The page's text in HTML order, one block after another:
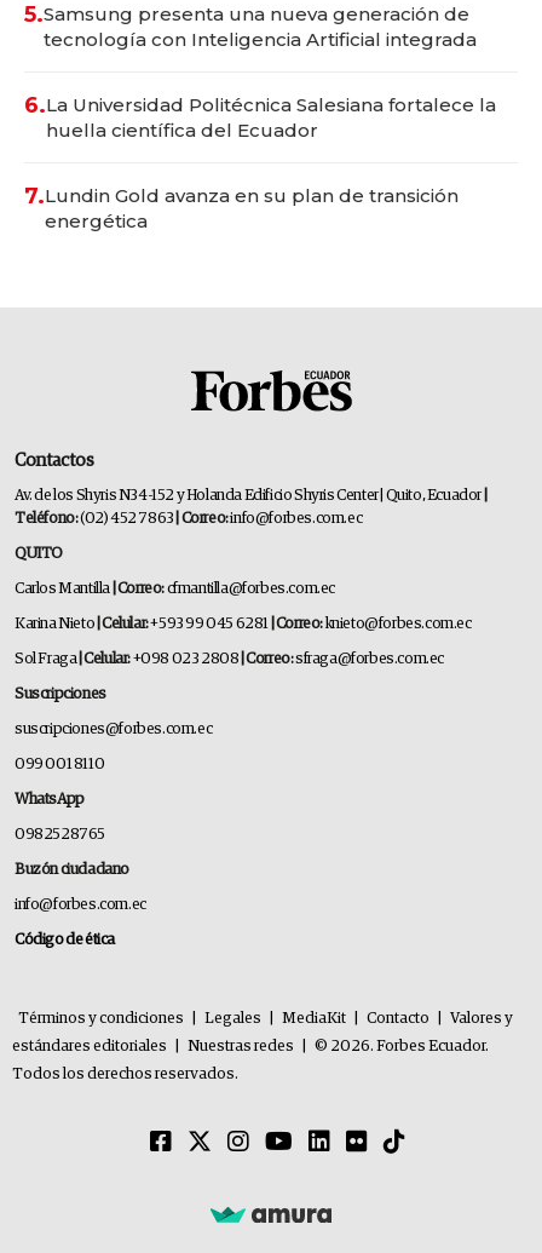
5.Samsung presenta una nueva generación de
tecnología con Inteligencia Artificial integrada
6.La Universidad Politécnica Salesiana fortalece la
huella científica del Ecuador
7.Lundin Gold avanza en su plan de transición
energética
Contactos
Av. de los Shyris N34-152 y Holanda Edificio Shyris Center | Quito, Ecuador
Teléfono:(02) 452 7863 | Correo:info@forbes.com.ec
QUITO
Carlos Mantilla | Correo:cfmantilla@forbes.com.ec
Karina Nieto | Celular:+593 99 045 6281 | Correo:knieto@forbes.com.ec
Sol Fraga| Celular:+098 023 2808 | Correo:sfraga@forbes.com.ec
Suscripciones
suscripciones@forbes.com.ec
099 001 8110
WhatsApp
0982528765
Buzón ciudadano
info@forbes.com.ec
Código de ética
Términos y condiciones Legales MediaKit Contacto
Valores y
estándares editoriales
Nuestras redes
© 2026. Forbes Ecuador.
Todos los derechos reservados.